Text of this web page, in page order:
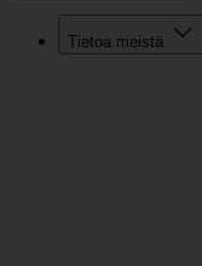
Tietoa meistä